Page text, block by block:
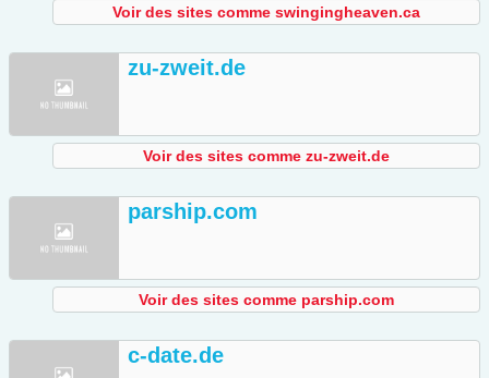
Voir des sites comme swingingheaven.ca
zu-zweit.de
Voir des sites comme zu-zweit.de
parship.com
Voir des sites comme parship.com
c-date.de